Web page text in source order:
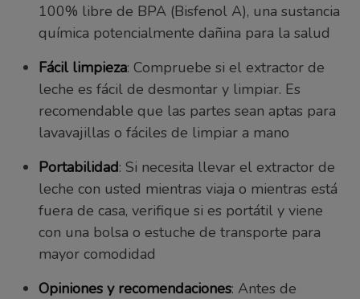
100% libre de BPA (Bisfenol A), una sustancia
química potencialmente dañina para la salud
Fácil limpieza: Compruebe si el extractor de
leche es fácil de desmontar y limpiar. Es
recomendable que las partes sean aptas para
lavavajillas o fáciles de limpiar a mano
Portabilidad: Si necesita llevar el extractor de
leche con usted mientras viaja o mientras está
fuera de casa, verifique si es portátil y viene
con una bolsa o estuche de transporte para
mayor comodidad
Opiniones y recomendaciones: Antes de